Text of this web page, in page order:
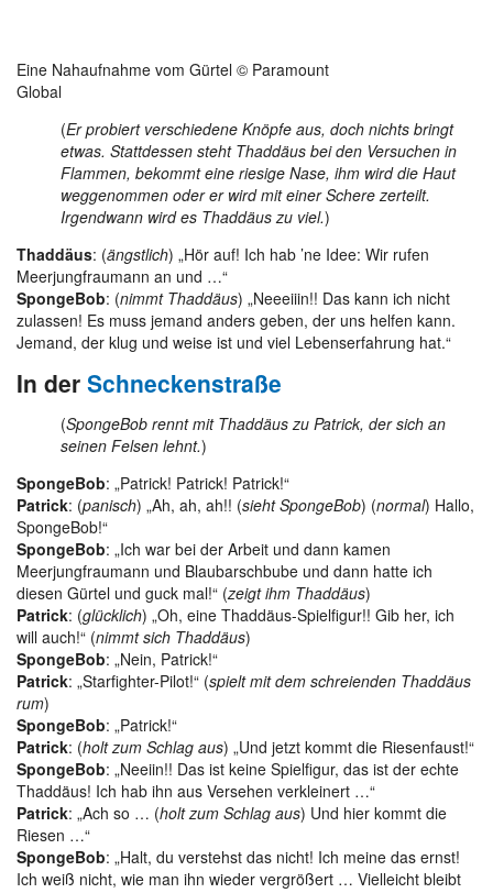
Eine Nahaufnahme vom Gürtel © Paramount
Global
(Er probiert verschiedene Knöpfe aus, doch nichts bringt
etwas. Stattdessen steht Thaddäus bei den Versuchen in
Flammen, bekommt eine riesige Nase, ihm wird die Haut
weggenommen oder er wird mit einer Schere zerteilt.
Irgendwann wird es Thaddäus zu viel.)
Thaddäus: (ängstlich) „Hör auf! Ich hab ’ne Idee: Wir rufen
Meerjungfraumann an und …“
SpongeBob: (nimmt Thaddäus) „Neeeiiin!! Das kann ich nicht
zulassen! Es muss jemand anders geben, der uns helfen kann.
Jemand, der klug und weise ist und viel Lebenserfahrung hat.“
In der Schneckenstraße
(SpongeBob rennt mit Thaddäus zu Patrick, der sich an
seinen Felsen lehnt.)
SpongeBob: „Patrick! Patrick! Patrick!“
Patrick: (panisch) „Ah, ah, ah!! (sieht SpongeBob) (normal) Hallo,
SpongeBob!“
SpongeBob: „Ich war bei der Arbeit und dann kamen
Meerjungfraumann und Blaubarschbube und dann hatte ich
diesen Gürtel und guck mal!“ (zeigt ihm Thaddäus)
Patrick: (glücklich) „Oh, eine Thaddäus-Spielfigur!! Gib her, ich
will auch!“ (nimmt sich Thaddäus)
SpongeBob: „Nein, Patrick!“
Patrick: „Starfighter-Pilot!“ (spielt mit dem schreienden Thaddäus
rum)
SpongeBob: „Patrick!“
Patrick: (holt zum Schlag aus) „Und jetzt kommt die Riesenfaust!“
SpongeBob: „Neeiin!! Das ist keine Spielfigur, das ist der echte
Thaddäus! Ich hab ihn aus Versehen verkleinert …“
Patrick: „Ach so … (holt zum Schlag aus) Und hier kommt die
Riesen …“
SpongeBob: „Halt, du verstehst das nicht! Ich meine das ernst!
Ich weiß nicht, wie man ihn wieder vergrößert … Vielleicht bleibt